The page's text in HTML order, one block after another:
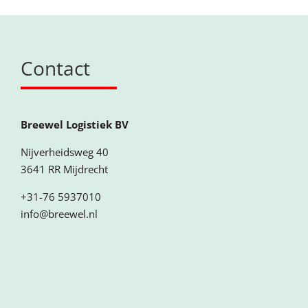
Contact
Breewel Logistiek BV
Nijverheidsweg 40
3641 RR Mijdrecht
+31-76 5937010
info@breewel.nl